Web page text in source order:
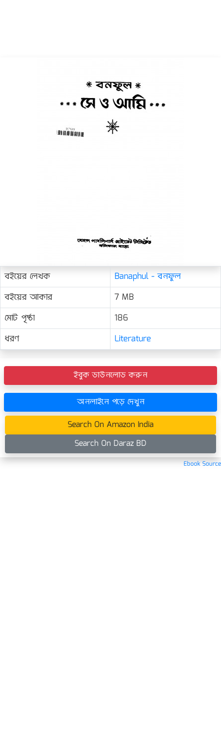
বইয়ের লেখক
Banaphul - বনফুল
বইয়ের আকার
7 MB
মোট পৃষ্ঠা
186
ধরণ
Literature
ইবুক ডাউনলোড করুন
অনলাইনে পড়ে দেখুন
Search On Amazon India
Search On Daraz BD
Ebook Source